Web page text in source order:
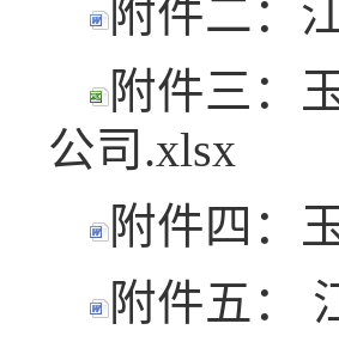
附件二：
附件三：
公司.xlsx
附件四：
附件五：